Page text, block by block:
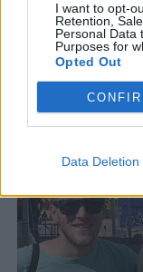
I want to opt-
Retention,
Personal Data
Purposes for
Opted Out
Data Deletion
Klart med
med vinnare i